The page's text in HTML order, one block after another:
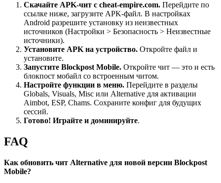
Скачайте APK-чит с cheat-empire.com. Перейдите по
ссылке ниже, загрузите APK-файл. В настройках
Android разрешите установку из неизвестных
источников (Настройки > Безопасность > Неизвестные
источники).
Установите APK на устройство. Откройте файл и
установите.
Запустите Blockpost Mobile. Откройте чит — это и есть
блокпост мобайл со встроенным читом.
Настройте функции в меню. Перейдите в разделы
Globals, Visuals, Misc или Alternative для активации
Aimbot, ESP, Chams. Сохраните конфиг для будущих
сессий.
Готово! Играйте и доминируйте.
FAQ
Как обновить чит Alternative для новой версии Blockpost
Mobile?